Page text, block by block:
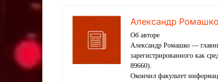
Александр Ромашко
Об авторе
Александр Ромашко —
зарегистрированного как
89660).
Окончил факультет